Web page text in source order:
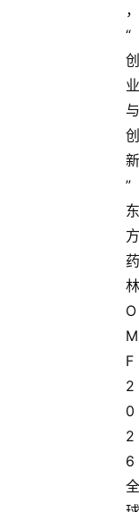
，
“
创
业
与
创
新
东
方
药
林
O
M
F
2
0
2
6
全